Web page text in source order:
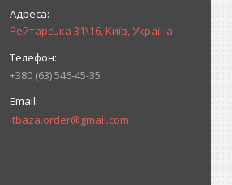
Рейтарська 31\16, Київ, Україна
+380 (63) 546-45-35
itbaza.order@gmail.com